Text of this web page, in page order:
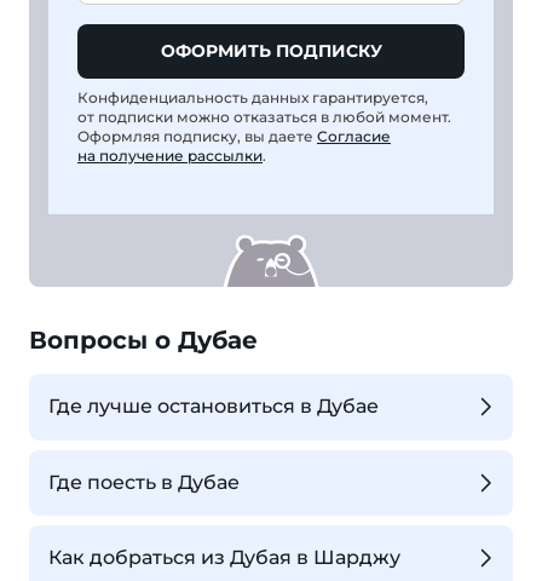
ОФОРМИТЬ ПОДПИСКУ
Конфиденциальность данных гарантируется,
от подписки можно отказаться в любой момент.
Оформляя подписку, вы даете Согласие
на получение рассылки.
Вопросы о Дубае
Где лучше остановиться в Дубае
Где поесть в Дубае
Как добраться из Дубая в Шарджу